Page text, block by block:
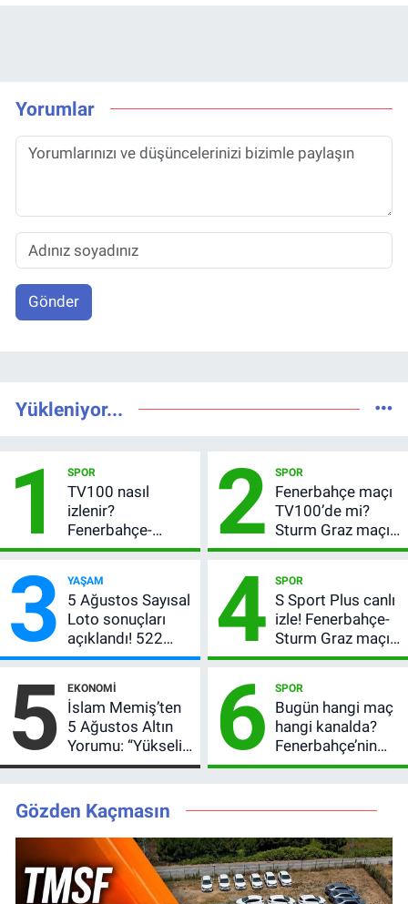
Yorumlar
Gönder
Yükleniyor...
1 SPOR
TV100 nasıl
izlenir?
Fenerbahçe-
Sturm Graz maçı
bilgileri
2 SPOR
Fenerbahçe maçı
TV100’de mi?
Sturm Graz maçı
hangi kanalda,
3 YAŞAM
5 Ağustos Sayısal
Loto sonuçları
açıklandı! 522
milyon TL devretti
4 SPOR
S Sport Plus canlı
izle! Fenerbahçe-
Sturm Graz maçı
nasıl izlenir?
5 EKONOMI
İslam Memiş’ten
5 Ağustos Altın
Yorumu: “Yükseliş
Beklentim Devam
Kritik Uyarıyı Yaptı
6 SPOR
Bugün hangi maç
hangi kanalda?
Fenerbahçe’nin
Avrupa sınavı
Gözden Kaçmasın